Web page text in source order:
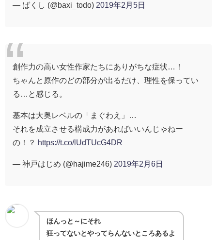
— ばくし (@baxi_todo) 2019年2月5日
創作力の高い女性作家たちにありがちな症状…！
ちゃんと原作のどの部分が出るだけ、理性を保ってい
る…と感じる。
基本は大奥レベルの「まぐわえ」…
それを成立させる構成力があればいいんじゃねー
の！？
https://t.co/lUdTUcG4DR
— 神戸はじめ (@hajime246) 2019年2月6日
ほんっと～にそれ
狂ってないとやってらんないところあるよ